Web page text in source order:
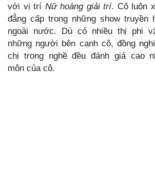
với vị trí Nữ hoàng giải trí. Cô luôn
đẳng cấp trong những show truyền
ngoài nước. Dù có nhiều thị phi
những người bên cạnh cô, đồng
chị trong nghề đều đánh giá cao
môn của cô.